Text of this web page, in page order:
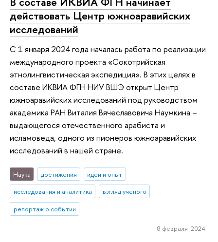
действовать Центр южноаравийских
исследований
С 1 января 2024 года началась работа по реализации
международного проекта «Сокотрийская
этнолингвистическая экспедиция». В этих целях в
составе ИКВИА ФГН НИУ ВШЭ открыт Центр
южноаравийских исследований под руководством
академика РАН Виталия Вячеславовича Наумкина –
выдающегося отечественного арабиста и
исламоведа, одного из пионеров южноаравийских
исследований в нашей стране.
Наука достижения
идеи и опыт
исследования и аналитика
взгляд ученого
репортаж о событии
8 февраля 2024